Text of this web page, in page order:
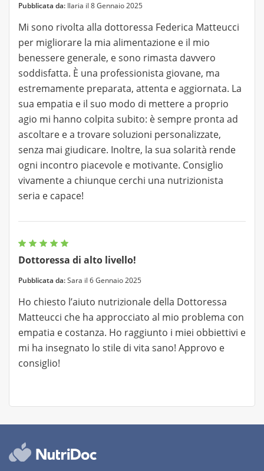
Pubblicata da: Ilaria il 8 Gennaio 2025
Mi sono rivolta alla dottoressa Federica Matteucci
per migliorare la mia alimentazione e il mio
benessere generale, e sono rimasta davvero
soddisfatta. È una professionista giovane, ma
estremamente preparata, attenta e aggiornata. La
sua empatia e il suo modo di mettere a proprio
agio mi hanno colpita subito: è sempre pronta ad
ascoltare e a trovare soluzioni personalizzate,
senza mai giudicare. Inoltre, la sua solarità rende
ogni incontro piacevole e motivante. Consiglio
vivamente a chiunque cerchi una nutrizionista
seria e capace!
Dottoressa di alto livello!
Pubblicata da:Sara il 6 Gennaio 2025
Ho chiesto l’aiuto nutrizionale della Dottoressa
Matteucci che ha approcciato al mio problema con
empatia e costanza. Ho raggiunto i miei obbiettivi e
mi ha insegnato lo stile di vita sano! Approvo e
consiglio!